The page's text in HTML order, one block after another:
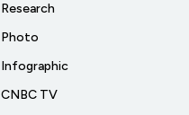
Research
Photo
Infographic
CNBC TV